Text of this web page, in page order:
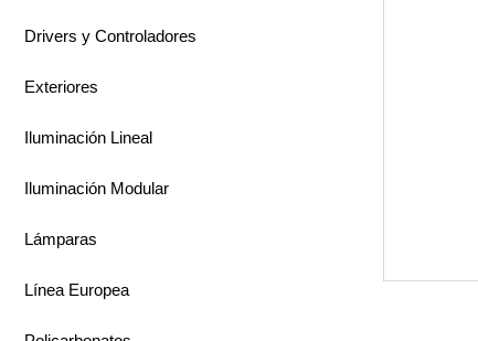
Drivers y Controladores
Exteriores
Iluminación Lineal
Iluminación Modular
Lámparas
Línea Europea